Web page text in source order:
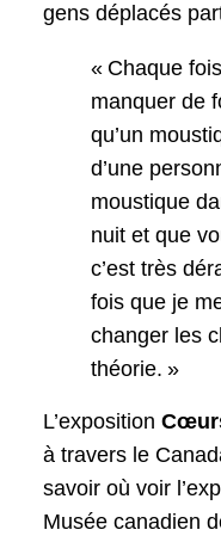
gens déplacés
« Chaque
manquer de
qu’un
d’une
moustique
nuit et que
c’est très
fois que je
changer les
théorie. »
L’exposition
à travers le
savoir où voir
Musée canadien